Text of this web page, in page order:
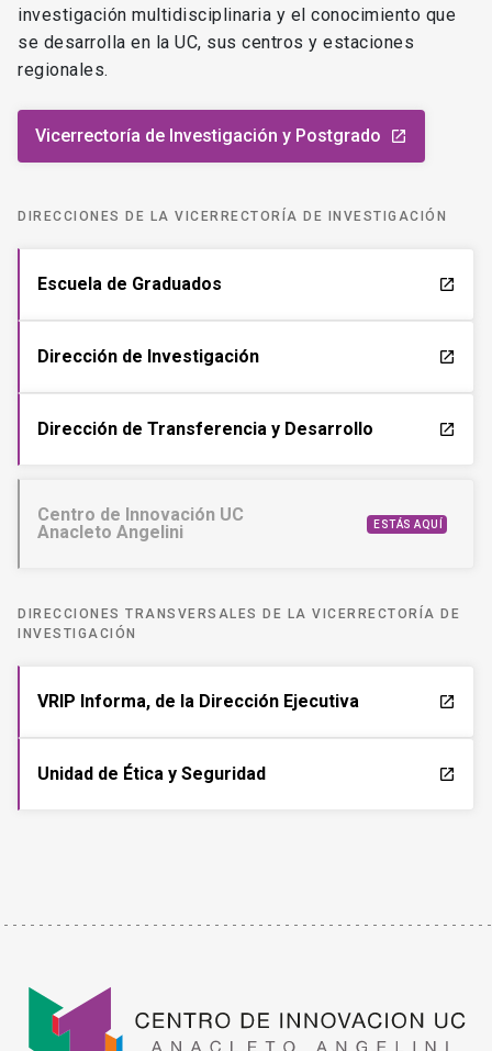
investigación multidisciplinaria y el conocimiento que
se desarrolla en la UC, sus centros y estaciones
regionales.
Vicerrectoría de Investigación y Postgrado launch
DIRECCIONES DE LA VICERRECTORÍA DE INVESTIGACIÓN
Escuela de Graduados launch
Dirección de Investigación launch
Dirección de Transferencia y Desarrollo launch
Centro de Innovación UC
Anacleto Angelini
ESTÁS AQUÍ
DIRECCIONES TRANSVERSALES DE LA VICERRECTORÍA DE
INVESTIGACIÓN
VRIP Informa, de la Dirección Ejecutiva launch
Unidad de Ética y Seguridad launch